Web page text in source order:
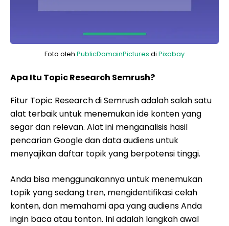
Foto oleh PublicDomainPictures di Pixabay
Apa Itu Topic Research Semrush?
Fitur Topic Research di Semrush adalah salah satu
alat terbaik untuk menemukan ide konten yang
segar dan relevan. Alat ini menganalisis hasil
pencarian Google dan data audiens untuk
menyajikan daftar topik yang berpotensi tinggi.
Anda bisa menggunakannya untuk menemukan
topik yang sedang tren, mengidentifikasi celah
konten, dan memahami apa yang audiens Anda
ingin baca atau tonton. Ini adalah langkah awal